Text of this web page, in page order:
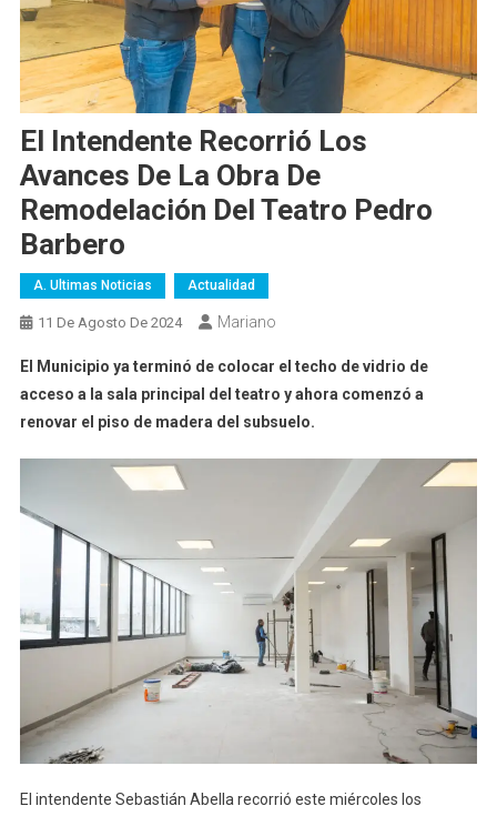
El Intendente Recorrió Los
Avances De La Obra De
Remodelación Del Teatro Pedro
Barbero
A. Ultimas Noticias Actualidad
11 De Agosto De 2024 Mariano
El Municipio ya terminó de colocar el techo de vidrio de
acceso a la sala principal del teatro y ahora comenzó a
renovar el piso de madera del subsuelo.
El intendente Sebastián Abella recorrió este miércoles los